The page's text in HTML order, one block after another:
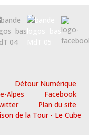
Détour Numérique
Alpes
Facebook
Plan du site
de la Tour - Le Cube